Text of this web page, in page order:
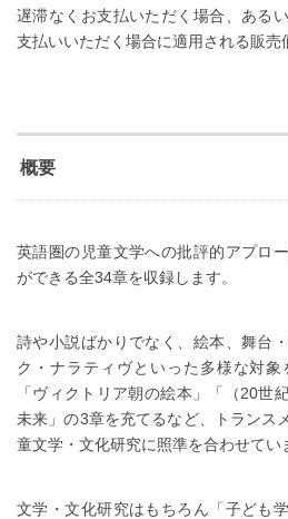
遅滞なくお支払いただく場合、ある
支払いいただく場合に適用される販売
概要
英語圏の児童文学への批評的アプロ
ができる全34章を収録します。
詩や小説ばかりでなく、絵本、舞台
ク・ナラティヴといった多様な対
「ヴィクトリア朝の絵本」「（20世
未来」の3章を充てるなど、トランス
童文学・文化研究に照準を合わせてい
文学・文化研究はもちろん「子ども